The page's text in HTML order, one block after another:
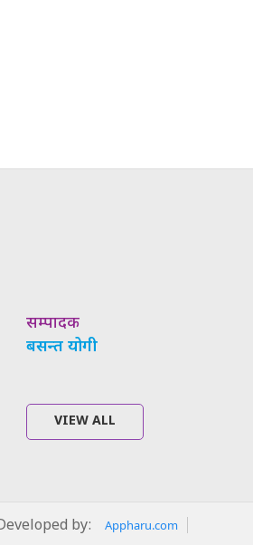
सम्पादक
बसन्त योगी
VIEW ALL
by: Appharu.com